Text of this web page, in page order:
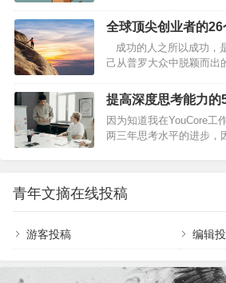
眼睛就明亮；心中不光明
躲躲闪闪。所以，听一个
商的人不易动怒高情商
的。今天来聊一聊男女生
异。首先咱们要明白，男
考方式？男女生的思维方
理男性思维是“解决问题优
常忽略情绪；女性思维是
事的方方面面都想到，能
像线性聚焦，一步一步地
更…
全球顶尖创业者的26
成功的人之所以成功，
己从普罗大众中脱颖而出
我们平时忽视的日常习惯
同。这些习惯包括：主动
观接受失败、积极寻求负
说“不”……等等。木木职
会对日常行为习惯有全新
发，成就非凡未来。1思
提高深度思考能力的
因为知道我在YouCore工
两三年思考水平的进步，
归纳提炼之后，无外乎就
写下来3、教别人4、多切
你稍微留心下周围的人，
人很多，但能一二三四讲
从客户几点进店开始说
青年文摘在线投稿
游客投稿 编辑